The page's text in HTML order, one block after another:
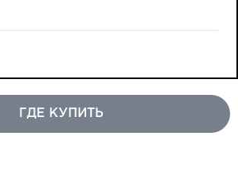
ТЕХПОДДЕРЖКА
ГДЕ КУПИТЬ